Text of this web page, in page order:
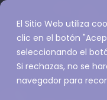
El Sitio Web utiliza
clic en el botón
seleccionando el
Si rechazas, no se
navegador para